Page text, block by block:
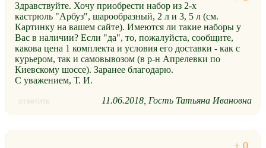
Здравствуйте. Хочу приобрести набор из 2-х
кастрюль "Арбуз", шарообразный, 2 л и 3, 5 л (см.
Картинку на вашем сайте). Имеются ли такие наборы у
Вас в наличии? Если "да", то, пожалуйста, сообщите,
какова цена 1 комплекта и условия его доставки - как с
курьером, так и самовывозом (в р-н Апрелевки по
Киевскому шоссе). Заранее благодарю.
С уважением, Т. И.
ответить 11.06.2018 Гость Татьяна Ивановна